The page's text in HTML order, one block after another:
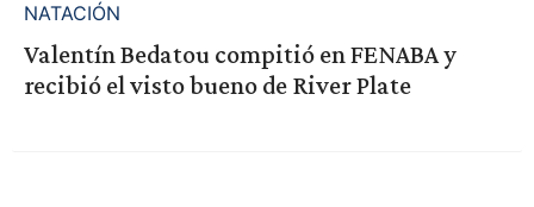
NATACIÓN
Valentín Bedatou compitió en FENABA y
recibió el visto bueno de River Plate